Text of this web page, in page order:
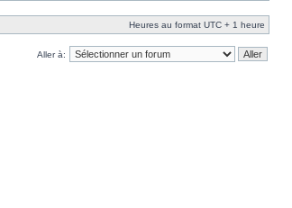
Heures au format UTC + 1 heure
Aller à: